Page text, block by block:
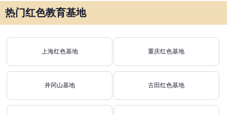
热门红色教育基地
上海红色基地 重庆红色基地
井冈山基地 古田红色基地